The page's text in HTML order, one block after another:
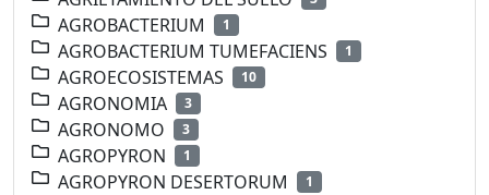
AGROBACTERIUM 1
AGROBACTERIUM TUMEFACIENS 1
AGROECOSISTEMAS 10
AGRONOMIA 3
AGRONOMO 3
AGROPYRON 1
AGROPYRON DESERTORUM 1